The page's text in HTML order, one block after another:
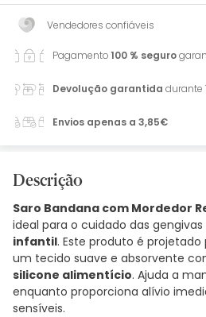
Vendedores confiáveis
Pagamento100 % seguro
Devolução garantida durante
Envios apenas a 3,85€
Descrição
Saro Bandana com Mordedor
ideal para o cuidado das
infantil. Este produto é projetado
um tecido suave e absorvente
silicone alimentício. Ajuda a
enquanto proporciona alívio
sensíveis.